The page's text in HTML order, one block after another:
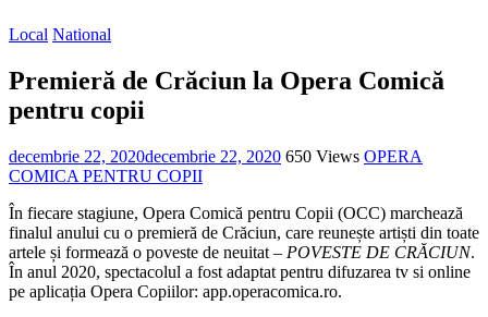
Local National
Premieră de Crăciun la Opera Comică
pentru copii
decembrie 22, 2020decembrie 22, 2020 650 Views OPERA
COMICA PENTRU COPII
În fiecare stagiune, Opera Comică pentru Copii (OCC) marchează
finalul anului cu o premieră de Crăciun, care reunește artiști din toate
artele și formează o poveste de neuitat – POVESTE DE CRĂCIUN.
În anul 2020, spectacolul a fost adaptat pentru difuzarea tv si online
pe aplicația Opera Copiilor: app.operacomica.ro.